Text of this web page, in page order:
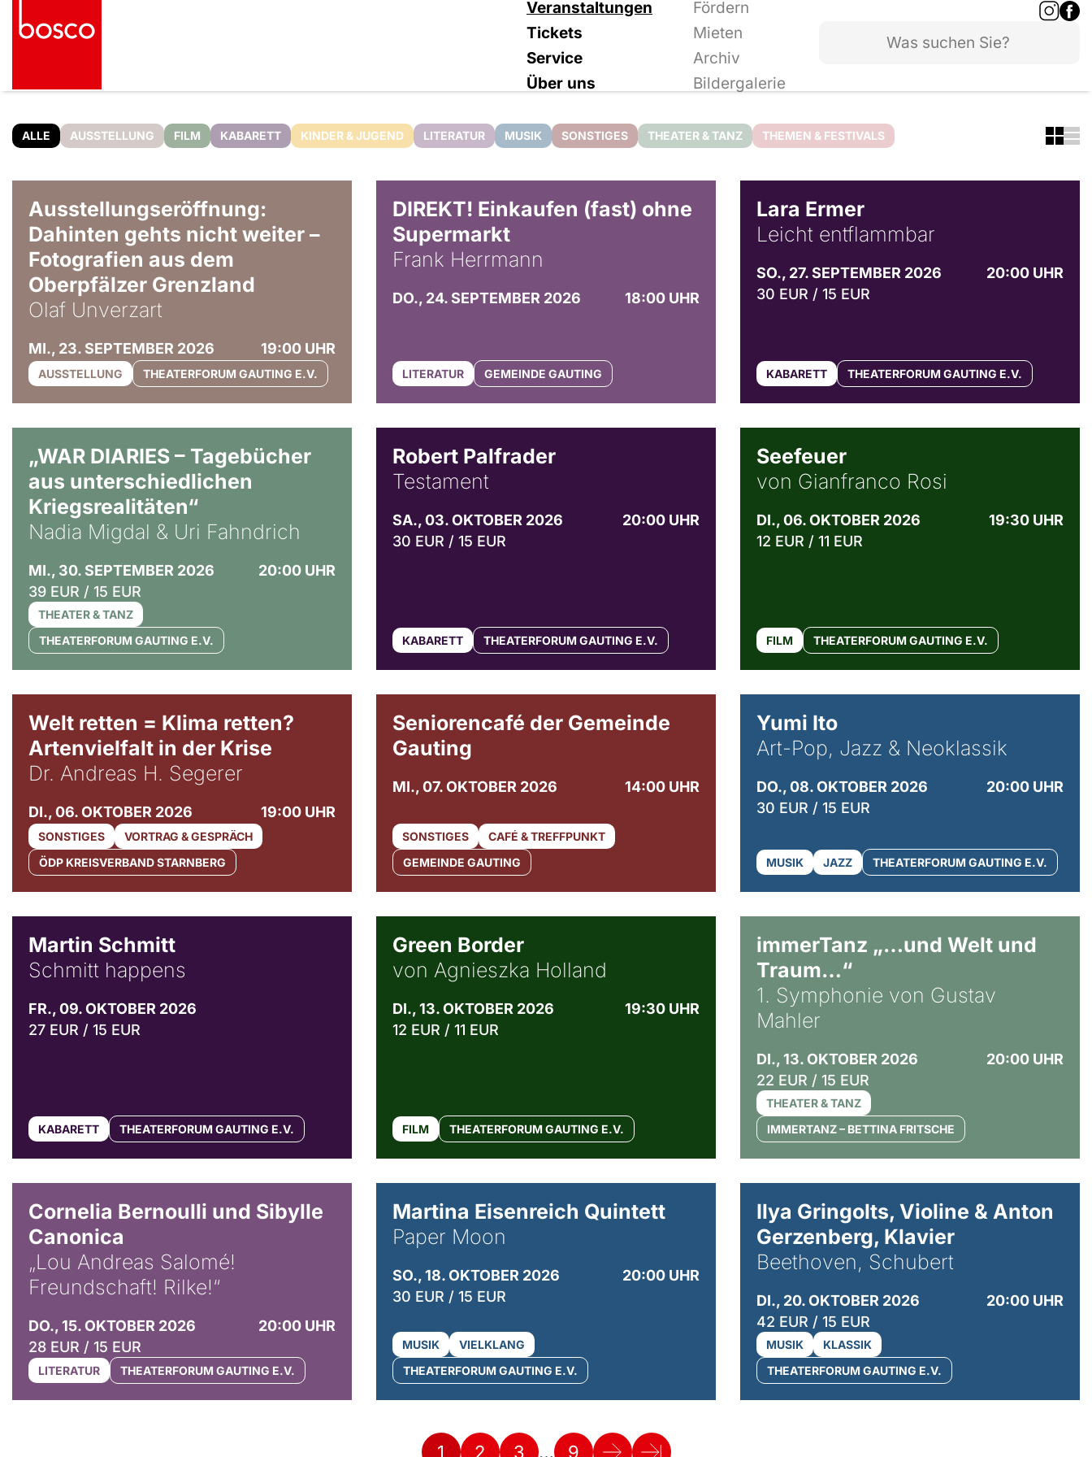
Veranstaltungen
Fördern
Tickets
Mieten
Service
Archiv
Über uns
Bildergalerie
ALLE AUSSTELLUNG FILM KABARETT KINDER & JUGEND LITERATUR MUSIK SONSTIGES THEATER & TANZ THEMEN & FESTIVALS
Ausstellungseröffnung:
Dahinten gehts nicht weiter –
Fotografien aus dem
Oberpfälzer Grenzland
Olaf Unverzart
MI., 23. SEPTEMBER 2026 19:00 UHR
AUSSTELLUNG THEATERFORUM GAUTING E.V.
DIREKT! Einkaufen (fast) ohne
Supermarkt
Frank Herrmann
DO., 24. SEPTEMBER 2026 18:00 UHR
LITERATUR GEMEINDE GAUTING
Lara Ermer
Leicht entflammbar
SO., 27. SEPTEMBER 2026
20:00 UHR
30 EUR / 15 EUR
KABARETT THEATERFORUM GAUTING E.V.
„WAR DIARIES – Tagebücher
aus unterschiedlichen
Kriegsrealitäten“
Nadia Migdal & Uri Fahndrich
MI., 30. SEPTEMBER 2026
20:00 UHR
39 EUR / 15 EUR
THEATER & TANZ
THEATERFORUM GAUTING E.V.
Robert Palfrader
Testament
SA., 03. OKTOBER 2026
20:00 UHR
30 EUR / 15 EUR
KABARETT THEATERFORUM GAUTING E.V.
Seefeuer
von Gianfranco Rosi
DI., 06. OKTOBER 2026
19:30 UHR
12 EUR / 11 EUR
FILM THEATERFORUM GAUTING E.V.
Welt retten = Klima retten?
Artenvielfalt in der Krise
Dr. Andreas H. Segerer
DI., 06. OKTOBER 2026 19:00 UHR
SONSTIGES
VORTRAG & GESPRÄCH
ÖDP KREISVERBAND STARNBERG
Seniorencafé der Gemeinde
Gauting
MI., 07. OKTOBER 2026 14:00 UHR
SONSTIGES
CAFÉ & TREFFPUNKT
GEMEINDE GAUTING
Yumi Ito
Art-Pop, Jazz & Neoklassik
DO., 08. OKTOBER 2026
20:00 UHR
30 EUR / 15 EUR
MUSIK JAZZ THEATERFORUM GAUTING E.V.
Martin Schmitt
Schmitt happens
FR., 09. OKTOBER 2026
27 EUR / 15 EUR
KABARETT THEATERFORUM GAUTING E.V.
Green Border
von Agnieszka Holland
DI., 13. OKTOBER 2026
19:30 UHR
12 EUR / 11 EUR
FILM THEATERFORUM GAUTING E.V.
immerTanz „…und Welt und
Traum…“
1. Symphonie von Gustav
Mahler
DI., 13. OKTOBER 2026
20:00 UHR
22 EUR / 15 EUR
THEATER & TANZ
IMMERTANZ – BETTINA FRITSCHE
Cornelia Bernoulli und Sibylle
Canonica
„Lou Andreas Salomé!
Freundschaft! Rilke!“
DO., 15. OKTOBER 2026
20:00 UHR
28 EUR / 15 EUR
LITERATUR THEATERFORUM GAUTING E.V.
Martina Eisenreich Quintett
Paper Moon
SO., 18. OKTOBER 2026
20:00 UHR
30 EUR / 15 EUR
MUSIK
VIELKLANG
THEATERFORUM GAUTING E.V.
Ilya Gringolts, Violine & Anton
Gerzenberg, Klavier
Beethoven, Schubert
DI., 20. OKTOBER 2026
20:00 UHR
42 EUR / 15 EUR
MUSIK
KLASSIK
THEATERFORUM GAUTING E.V.
1 2 3 … 9